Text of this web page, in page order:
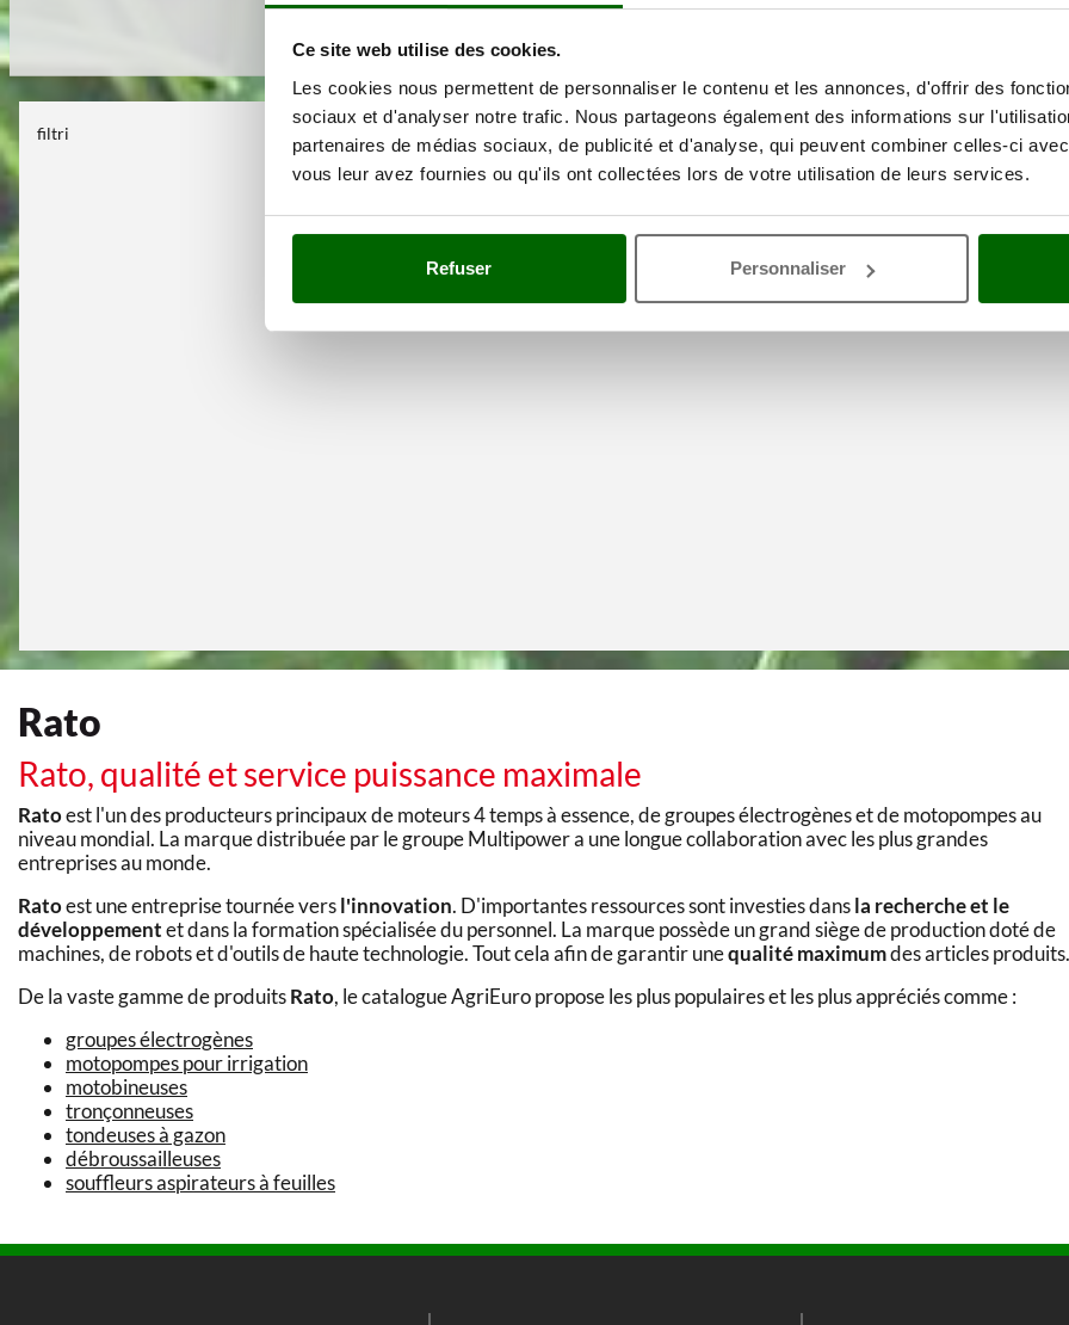
Ce site web utilise des cookies.
Les cookies nous permettent de personnaliser le contenu et les annonces, d'offrir des
sociaux et d'analyser notre trafic. Nous partageons également des informations sur
partenaires de médias sociaux, de publicité et d'analyse, qui peuvent combiner celles-ci
vous leur avez fournies ou qu'ils ont collectées lors de votre utilisation de leurs services.
Refuser Personnaliser
filtri Aucun filtre sélectionné
Rato
Rato, qualité et service puissance maximale
Ratoest l'un des producteurs principaux de moteurs 4 temps à essence, de groupes électrogènes et de motopompes au
niveau mondial. La marque distribuée par le groupe Multipower a une longue collaboration avec les plus grandes
entreprises au monde.
Ratoest une entreprise tournée versl'innovation. D'importantes ressources sont investies dansla recherche et le
développementet dans la formation spécialisée du personnel. La marque possède un grand siège de production doté de
machines, de robots et d'outils de haute technologie. Tout cela afin de garantir unequalité maximumdes articles produits.
De la vaste gamme de produitsRato, le catalogue AgriEuro propose les plus populaires et les plus appréciés comme :
groupes électrogènes
motopompes pour irrigation
motobineuses
tronçonneuses
tondeuses à gazon
débroussailleuses
souffleurs aspirateurs à feuilles